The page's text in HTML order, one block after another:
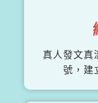
真人發文真
號，建